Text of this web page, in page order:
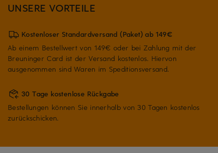
UNSERE VORTEILE
Kostenloser Standardversand (Paket) ab 149€
Ab einem Bestellwert von 149€ oder bei Zahlung mit der
Breuninger Card ist der Versand kostenlos. Hiervon
ausgenommen sind Waren im Speditionsversand.
30 Tage kostenlose Rückgabe
Bestellungen können Sie innerhalb von 30 Tagen kostenlos
zurückschicken.